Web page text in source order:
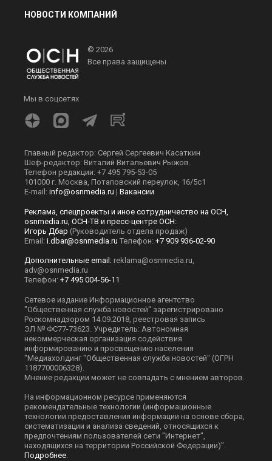
НОВОСТИ КОМПАНИЙ
© 2026
Все права защищены
Мы в соцсетях
Главный редактор: Сергей Сергеевич Касаткин
Шеф-редактор: Виталий Витальевич Рыжов.
Телефон редакции: +7 495 795-53-05
101000 г. Москва, Потаповский переулок, 16/5с1
E-mail: info@osnmedia.ru | Вакансии
Реклама, спецпроекты и иное сотрудничество на ОСН,
osnmedia.ru, ОСН-ТВ и пресс-центре ОСН:
Игорь Дбар (Руководитель отдела продаж)
Email: i.dbar@osnmedia.ru Телефон: +7 909 936-02-90
Дополнительные email: reklama@osnmedia.ru
adv@osnmedia.ru
Телефон: +7 495 004-56-11
Сетевое издание Информационное агентство
"Общественная служба новостей" зарегистрировано
Роскомнадзором 14.09.2018, реестровая запись
ЭЛ № ФС77-73623. Учредитель: Автономная
некоммерческая организация содействия
информированию и просвещению населения
"Медиахолдинг "Общественная служба новостей" (ОГРН
1187700006328).
Мнение редакции может не совпадать с мнением авторов.
На информационном ресурсе применяются
рекомендательные технологии (информационные
технологии предоставления информации на основе сбора,
систематизации и анализа сведений, относящихся к
предпочтениям пользователей сети "Интернет",
находящихся на территории Российской Федерации)".
Подробнее